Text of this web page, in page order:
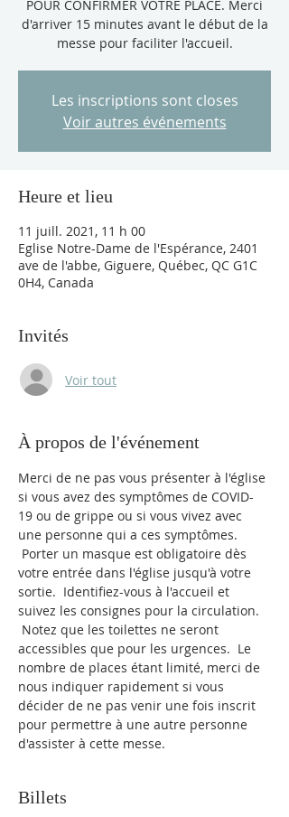
POUR CONFIRMER VOTRE PLACE. Merci
d'arriver 15 minutes avant le début de la
messe pour faciliter l'accueil.
Les inscriptions sont closes
Voir autres événements
Heure et lieu
11 juill. 2021, 11 h 00
Eglise Notre-Dame de l'Espérance, 2401
ave de l'abbe, Giguere, Québec, QC G1C
0H4, Canada
Invités
Voir tout
À propos de l'événement
Merci de ne pas vous présenter à l'église
si vous avez des symptômes de COVID-
19 ou de grippe ou si vous vivez avec
une personne qui a ces symptômes.
Porter un masque est obligatoire dès
votre entrée dans l'église jusqu'à votre
sortie.  Identifiez-vous à l'accueil et
suivez les consignes pour la circulation.
Notez que les toilettes ne seront
accessibles que pour les urgences.  Le
nombre de places étant limité, merci de
nous indiquer rapidement si vous
décider de ne pas venir une fois inscrit
pour permettre à une autre personne
d'assister à cette messe.
Billets